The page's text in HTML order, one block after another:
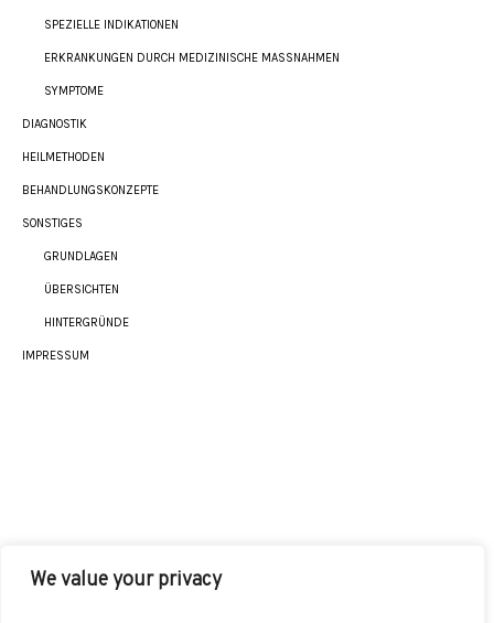
We value your privacy
SPEZIELLE INDIKATIONEN
ERKRANKUNGEN DURCH MEDIZINISCHE MASSNAHMEN
SYMPTOME
DIAGNOSTIK
HEILMETHODEN
BEHANDLUNGSKONZEPTE
SONSTIGES
GRUNDLAGEN
ÜBERSICHTEN
HINTERGRÜNDE
IMPRESSUM